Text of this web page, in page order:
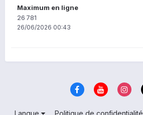
Maximum en ligne
26 781
26/06/2026 00:43
Langue Politique de confidentialité